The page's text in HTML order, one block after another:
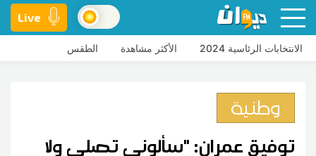
Live
الانتخابات الرئاسية 2024 الأكثر مشاهدة الطقس
وطنية
توفيق عمران: "سألوني تصلي ولا